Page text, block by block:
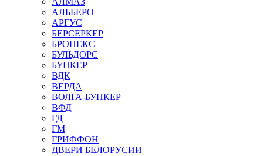
АЛЬБЕРО
АРГУС
БЕРСЕРКЕР
БРОНЕКС
БУЛЬДОРС
БУНКЕР
ВДК
ВЕРДА
ВОЛГА-БУНКЕР
ВФД
ГД
ГМ
ГРИФФОН
ДВЕРИ БЕЛОРУСИИ